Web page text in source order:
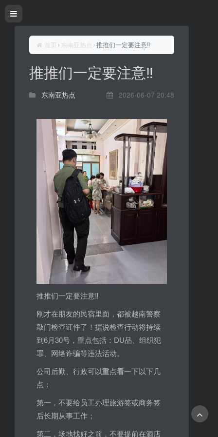
首页 东南亚热点 推推们一定要注意‼️
推推们一定要注意‼️
东南亚热点 2026-06-07 20:48
推推们一定要注意‼️
刚才在朋友的民宿里面，都被越南警察
敲门检查证件了！据说检查行动将持续
到6月30号，重点包括：DU品、组织犯
罪、网络诈骗等违法活动。
公司后勤、行政可以重点看一下以下几
点：
第一，不要给员工办理旅游签或商务签
后长期从事工作；
第二，场地找好之前，不要提前在酒店